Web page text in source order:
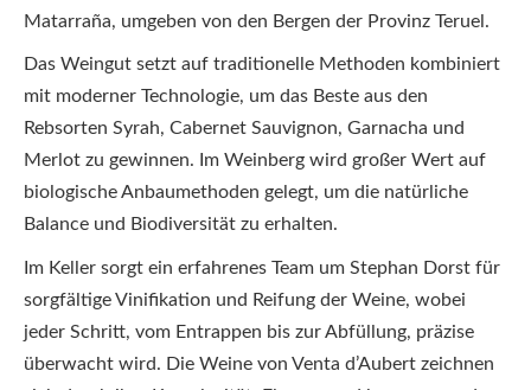
Matarraña, umgeben von den Bergen der Provinz Teruel.
Das Weingut setzt auf traditionelle Methoden kombiniert
mit moderner Technologie, um das Beste aus den
Rebsorten Syrah, Cabernet Sauvignon, Garnacha und
Merlot zu gewinnen. Im Weinberg wird großer Wert auf
biologische Anbaumethoden gelegt, um die natürliche
Balance und Biodiversität zu erhalten.
Im Keller sorgt ein erfahrenes Team um Stephan Dorst für
sorgfältige Vinifikation und Reifung der Weine, wobei
jeder Schritt, vom Entrappen bis zur Abfüllung, präzise
überwacht wird. Die Weine von Venta d’Aubert zeichnen